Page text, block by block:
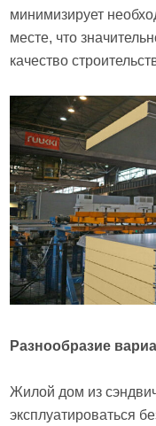
минимизирует
месте, что
качество
Разнообразие
Жилой дом из
эксплуатироваться